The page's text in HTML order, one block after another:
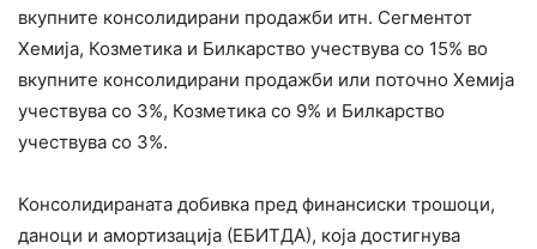
вкупните консолидирани продажби итн. Сегментот
Хемија, Козметика и Билкарство учествува со 15% во
вкупните консолидирани продажби или поточно Хемија
учествува со 3%, Козметика со 9% и Билкарство
учествува со 3%.
Консолидираната добивка пред финансиски трошоци,
даноци и амортизација (ЕБИТДА), која достигнува